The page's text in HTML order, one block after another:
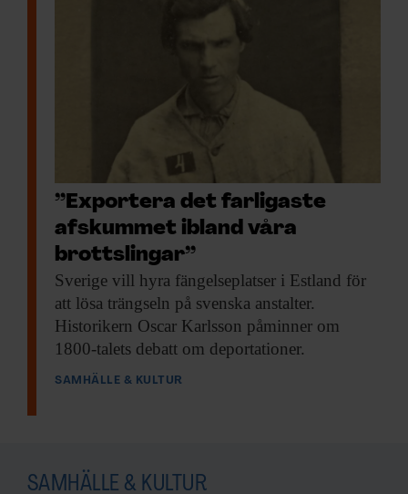
finanskrisen 2008 var bredare grupper som
Studien publicerades i
European Journal of
Criminology
F&F I DIN MEJLBOX!
Håll dig uppdaterad med
F&F:s nyhetsbrev!
”Exportera det farligaste
afskummet ibland våra
brottslingar”
Sverige vill hyra fängelseplatser i Estland för
att lösa trängseln på svenska anstalter.
Historikern Oscar Karlsson påminner om
1800-talets debatt om deportationer.
SAMHÄLLE & KULTUR
SAMHÄLLE & KULTUR